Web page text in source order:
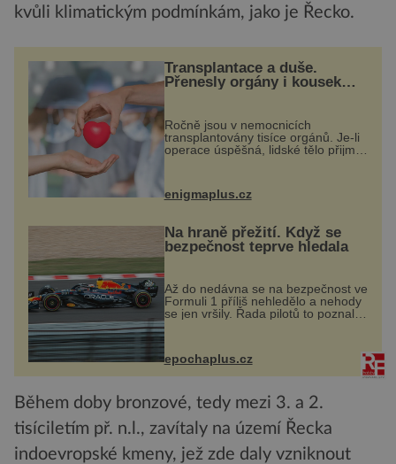
kvůli klimatickým podmínkám, jako je Řecko.
Transplantace a duše.
Přenesly orgány i kousek
Ročně jsou v nemocnicích
transplantovány tisíce orgánů. Je-li
operace úspěšná, lidské tělo přijme
co když při transplantaci
nepřijímám...
enigmaplus.cz
Na hraně přežití. Když se
bezpečnost teprve hledala
Až do nedávna se na bezpečnost ve
Formuli 1 příliš nehledělo a nehody
se jen vršily. Řada pilotů to poznala
na vlastní kůži, často s trvalými
následky nebo bohužel i ztrátou
života. Dnes nepochopiteln...
epochaplus.cz
Během doby bronzové, tedy mezi 3. a 2.
tisíciletím př. n.l., zavítaly na území Řecka
indoevropské kmeny, jež zde daly vzniknout